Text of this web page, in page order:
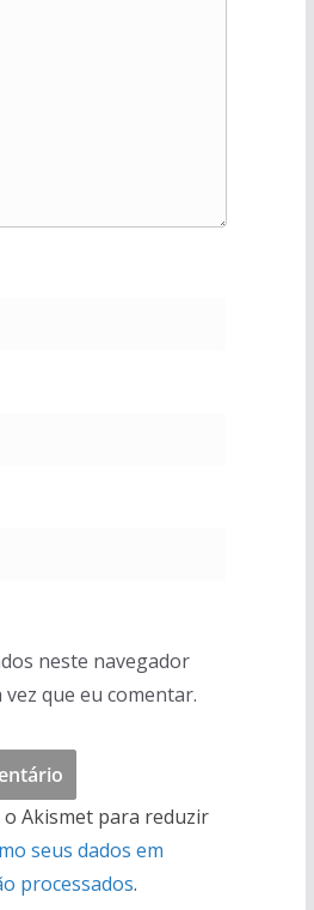
neste navegador
que eu comentar.
Akismet para reduzir
seus dados em
processados.